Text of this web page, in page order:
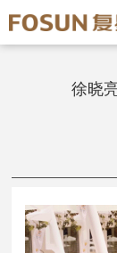
徐晓